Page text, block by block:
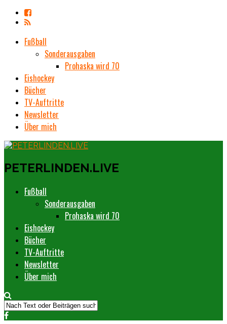
Fußball
Sonderausgaben
Prohaska wird 70
Eishockey
Bücher
TV-Auftritte
Newsletter
Über mich
PETERLINDEN.LIVE
Fußball
Sonderausgaben
Prohaska wird 70
Eishockey
Bücher
TV-Auftritte
Newsletter
Über mich